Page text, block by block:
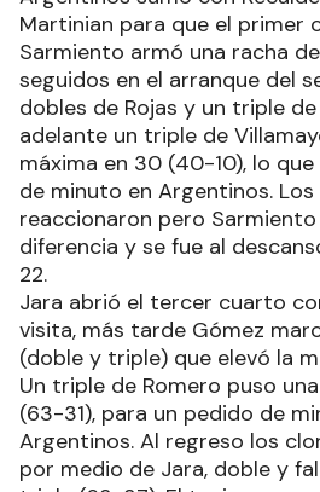
Martinian para que el primer
Sarmiento armó una racha
seguidos en el arranque del
dobles de Rojas y un triple
adelante un triple de
máxima en 30 (40-10), lo
de minuto en Argentinos.
reaccionaron pero
diferencia y se fue al
22.
Jara abrió el tercer cuarto
visita, más tarde Gómez
(doble y triple) que elevó la
Un triple de Romero puso
(63-31), para un pedido de
Argentinos. Al regreso los
por medio de Jara, doble y